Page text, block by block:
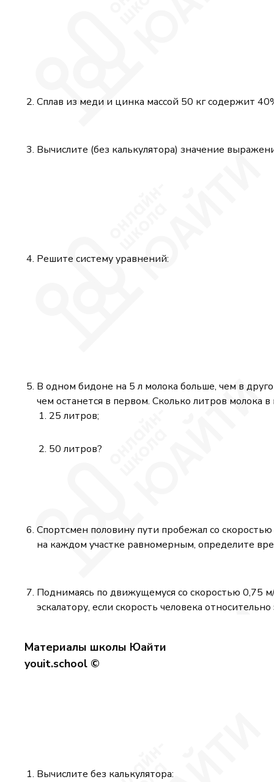
Сплав из меди и цинка массой 50 кг содержит
Вычислите (без калькулятора) значение
Решите систему уравнений:
В одном бидоне на 5 л молока больше, чем в
чем останется в первом. Сколько литров молока
25 литров;
50 литров?
Спортсмен половину пути пробежал со скоростью
на каждом участке равномерным, определите
Поднимаясь по движущемуся со скоростью 0,75 м/
эскалатору, если скорость человека
Материалы школы Юайти
youit.school ©
Вычислите без калькулятора: